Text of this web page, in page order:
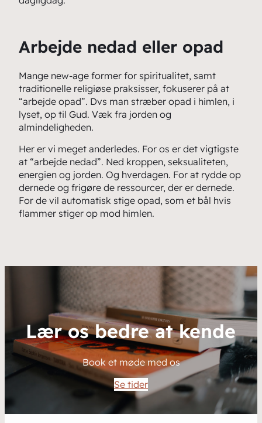
Arbejde nedad eller opad
Mange new-age former for spiritualitet, samt
traditionelle religiøse praksisser, fokuserer på at
“arbejde opad”. Dvs man stræber opad i himlen, i
lyset, op til Gud. Væk fra jorden og
almindeligheden.
Her er vi meget anderledes. For os er det vigtigste
at “arbejde nedad”. Ned kroppen, seksualiteten,
energien og jorden. Og hverdagen. For at rydde op
dernede og frigøre de ressourcer, der er dernede.
For de vil automatisk stige opad, som et bål hvis
flammer stiger op mod himlen.
Lær os bedre at kende
Book et møde med os
Se tider